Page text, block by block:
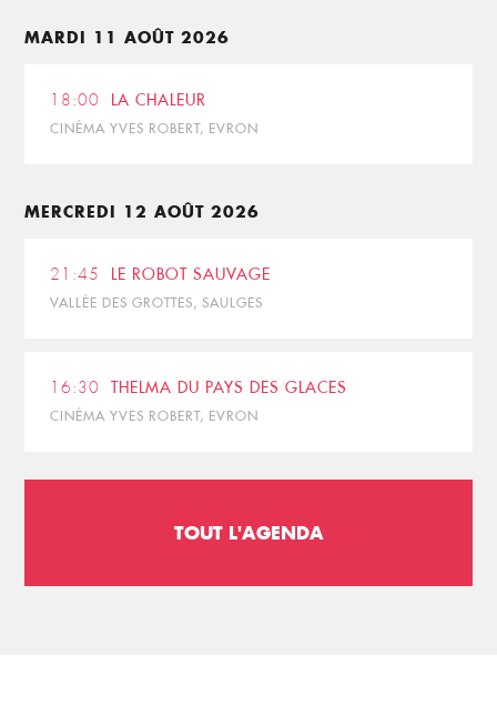
MARDI 11 AOÛT 2026
18:00 LA CHALEUR
CINÉMA YVES ROBERT, EVRON
MERCREDI 12 AOÛT 2026
21:45 LE ROBOT SAUVAGE
VALLÉE DES GROTTES, SAULGES
16:30 THELMA DU PAYS DES GLACES
CINÉMA YVES ROBERT, EVRON
TOUT L'AGENDA